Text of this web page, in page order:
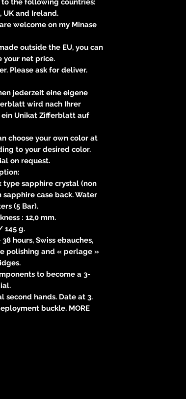
to the following countries:
UK and Ireland.
welcome on my Minase
outside the EU, you can
your net price.
Please ask for deliver.
jederzeit eine eigene
wird nach Ihrer
Unikat Zifferblatt auf
choose your own color at
to your desired color.
on request.
type sapphire crystal (non
case back. Water
(5 Bar).
: 12,0 mm.
145 g.
hours, Swiss ebauches,
polishing and « perlage »
to become a 3-
second hands. Date at 3.
buckle. MORE